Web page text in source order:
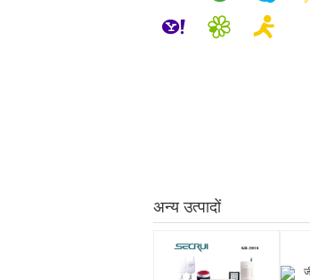
अन्य उत्पादों